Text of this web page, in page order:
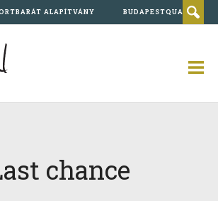
ALAPÍTVÁNY BUDAPESTQUAD
chance